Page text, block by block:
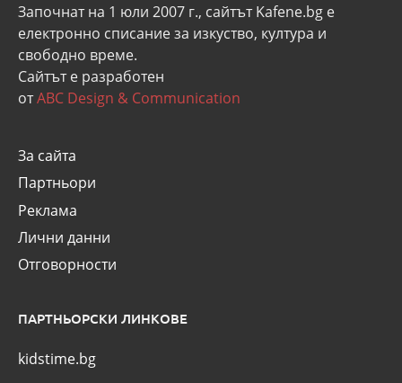
Започнат на 1 юли 2007 г., сайтът Kafene.bg e
eлектронно списание за изкуство, култура и
свободно време.
Сайтът е разработен
отABC Design & Communication
За сайта
Партньори
Реклама
Лични данни
Отговорности
ПАРТНЬОРСКИ ЛИНКОВЕ
kidstime.bg